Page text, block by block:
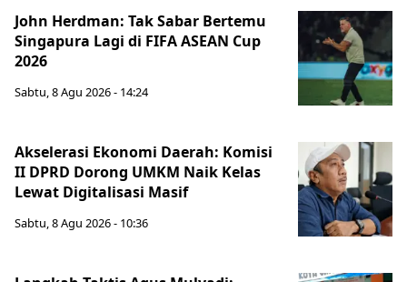
John Herdman: Tak Sabar Bertemu
Singapura Lagi di FIFA ASEAN Cup
2026
Sabtu, 8 Agu 2026 - 14:24
Akselerasi Ekonomi Daerah: Komisi
II DPRD Dorong UMKM Naik Kelas
Lewat Digitalisasi Masif
Sabtu, 8 Agu 2026 - 10:36